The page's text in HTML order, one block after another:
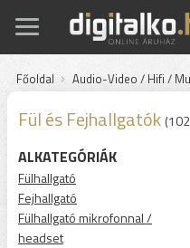
Főoldal Audio-Video / Hifi /
Fül és Fejhallgatók
ALKATEGÓRIÁK
Fülhallgató
Fejhallgató
Fülhallgató mikrofonnal /
headset